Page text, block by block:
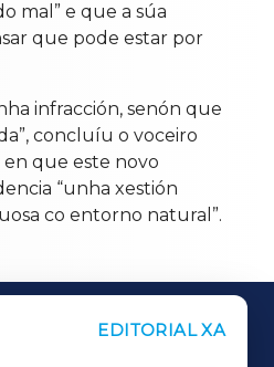
mal” e que a súa
que pode estar por
infracción, senón que
concluíu o voceiro
que este novo
“unha xestión
co entorno natural”.
EDITORIAL XA